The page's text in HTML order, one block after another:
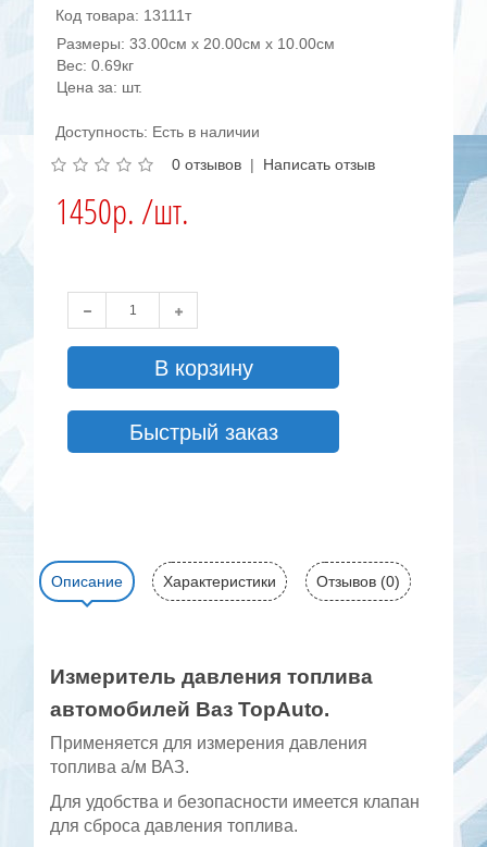
Код товара: 13111т
Размеры: 33.00см x 20.00см x 10.00см
Вес: 0.69кг
Цена за: шт.
Доступность: Есть в наличии
0 отзывов | Написать отзыв
1450р. /шт.
В корзину
Быстрый заказ
Описание Характеристики Отзывов (0)
Измеритель давления топлива
автомобилей Ваз TopAuto.
Применяется для измерения давления
топлива а/м ВАЗ.
Для удобства и безопасности имеется клапан
для сброса давления топлива.